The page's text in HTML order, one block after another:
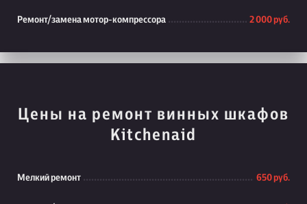
Ремонт/замена мотор-компрессора 2 000 руб.
Цены на ремонт винных шкафов
Kitchenaid
Мелкий ремонт 650 руб.